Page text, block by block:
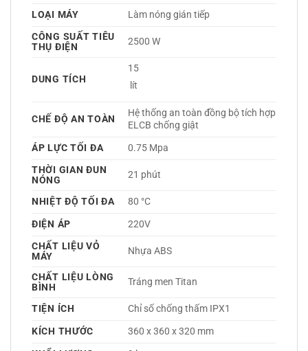
LOẠI MÁY
Làm nóng gián tiếp
CÔNG SUẤT TIÊU
THỤ ĐIỆN
2500 W
DUNG TÍCH
15
lít
CHẾ ĐỘ AN TOÀN
Hệ thống an toàn đồng bộ tích hợp
ELCB chống giật
ÁP LỰC TỐI ĐA
0.75 Mpa
THỜI GIAN ĐUN
NÓNG
21 phút
NHIỆT ĐỘ TỐI ĐA
80 °C
ĐIỆN ÁP
220V
CHẤT LIỆU VỎ
MÁY
Nhựa ABS
CHẤT LIỆU LÒNG
BÌNH
Tráng men Titan
TIỆN ÍCH
Chỉ số chống thấm IPX1
KÍCH THƯỚC
360 x 360 x 320 mm